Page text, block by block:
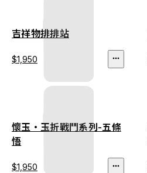
吉祥物排排站
$1,950
懷玉・玉折戰鬥系列-五條
悟
$1,950